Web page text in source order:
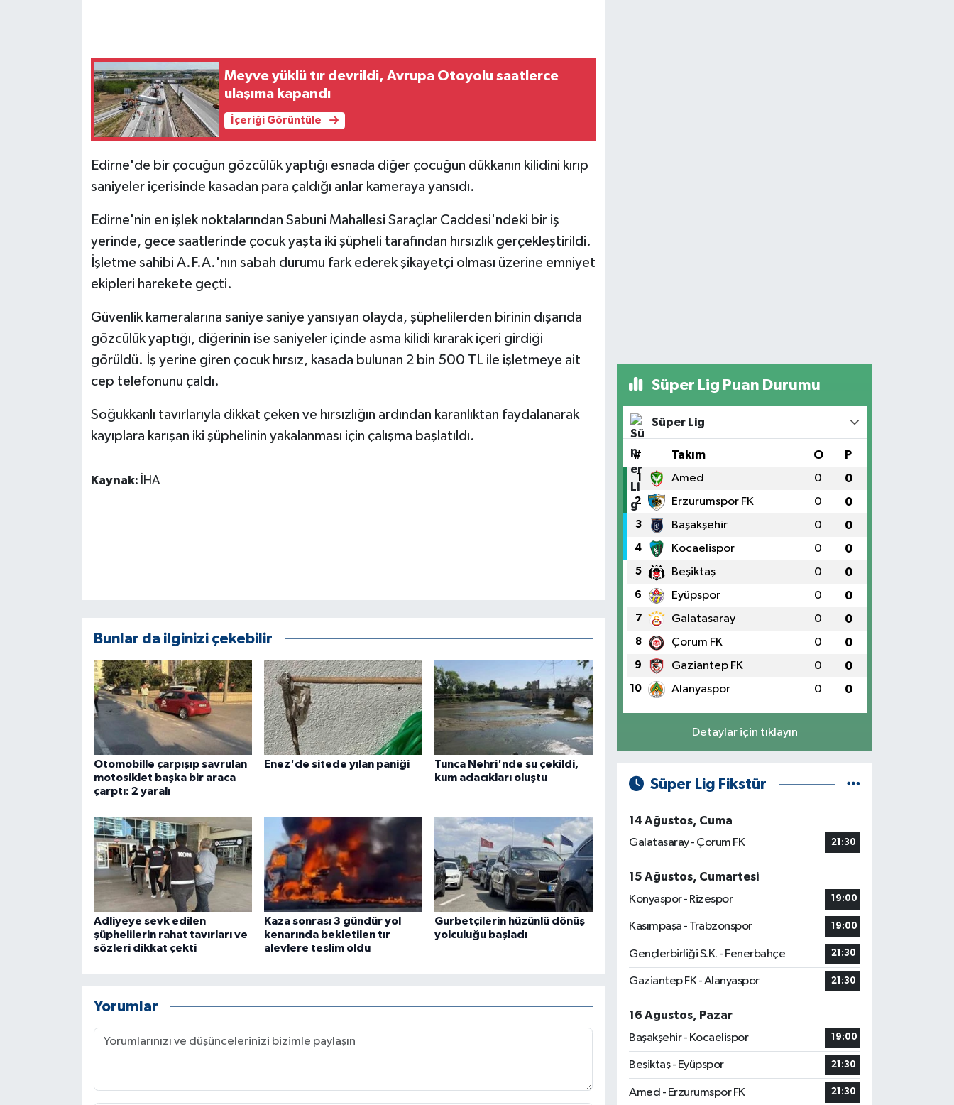
Meyve yüklü tır devrildi, Avrupa Otoyolu saatlerce
ulaşıma kapandı
İçeriği Görüntüle
Edirne'de bir çocuğun gözcülük yaptığı esnada diğer çocuğun dükkanın kilidini kırıp
saniyeler içerisinde kasadan para çaldığı anlar kameraya yansıdı.
Edirne'nin en işlek noktalarından Sabuni Mahallesi Saraçlar Caddesi'ndeki bir iş
yerinde, gece saatlerinde çocuk yaşta iki şüpheli tarafından hırsızlık gerçekleştirildi.
İşletme sahibi A.F.A.'nın sabah durumu fark ederek şikayetçi olması üzerine emniyet
ekipleri harekete geçti.
Güvenlik kameralarına saniye saniye yansıyan olayda, şüphelilerden birinin dışarıda
gözcülük yaptığı, diğerinin ise saniyeler içinde asma kilidi kırarak içeri girdiği
görüldü. İş yerine giren çocuk hırsız, kasada bulunan 2 bin 500 TL ile işletmeye ait
cep telefonunu çaldı.
Soğukkanlı tavırlarıyla dikkat çeken ve hırsızlığın ardından karanlıktan faydalanarak
kayıplara karışan iki şüphelinin yakalanması için çalışma başlatıldı.
Kaynak: İHA
Bunlar da ilginizi çekebilir
Otomobille çarpışıp savrulan
motosiklet başka bir araca
çarptı: 2 yaralı
Enez'de sitede yılan paniği
Tunca Nehri'nde su çekildi,
kum adacıkları oluştu
Adliyeye sevk edilen
şüphelilerin rahat tavırları ve
sözleri dikkat çekti
Kaza sonrası 3 gündür yol
kenarında bekletilen tır
alevlere teslim oldu
Gurbetçilerin hüzünlü dönüş
yolculuğu başladı
Yorumlar
Süper Lig Puan Durumu
Süper Lig
# Takım O P
1 Amed 0 0
2 Erzurumspor FK 0 0
3 Başakşehir 0 0
4 Kocaelispor 0 0
5 Beşiktaş 0 0
6 Eyüpspor 0 0
7 Galatasaray 0 0
8 Çorum FK 0 0
9 Gaziantep FK 0 0
10 Alanyaspor 0 0
Detaylar için tıklayın
Süper Lig Fikstür
14 Ağustos, Cuma
Galatasaray - Çorum FK
21:30
15 Ağustos, Cumartesi
Konyaspor - Rizespor
19:00
Kasımpaşa - Trabzonspor 19:00
Gençlerbirliği S.K. - Fenerbahçe 21:30
Gaziantep FK - Alanyaspor 21:30
16 Ağustos, Pazar
Başakşehir - Kocaelispor
19:00
Beşiktaş - Eyüpspor 21:30
Amed - Erzurumspor FK 21:30
HABERDE İNSAN
İş Dünyası
Jandarma
KÜLTÜR SANAT
MAGAZİN
POLİTİKA
Yerel Haberler